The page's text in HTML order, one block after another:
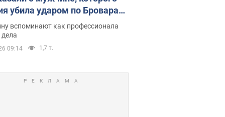
убила ударом по Броварам.
вспоминают как профессионала
дела
09:14 1,7 т.